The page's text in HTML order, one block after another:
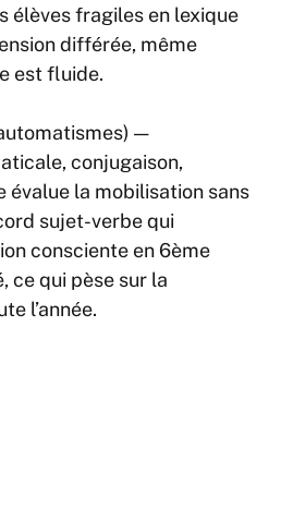
élèves fragiles en lexique
différée, même
est fluide.
—
conjugaison,
évalue la mobilisation sans
sujet-verbe qui
consciente en 6ème
ce qui pèse sur la
l’année.